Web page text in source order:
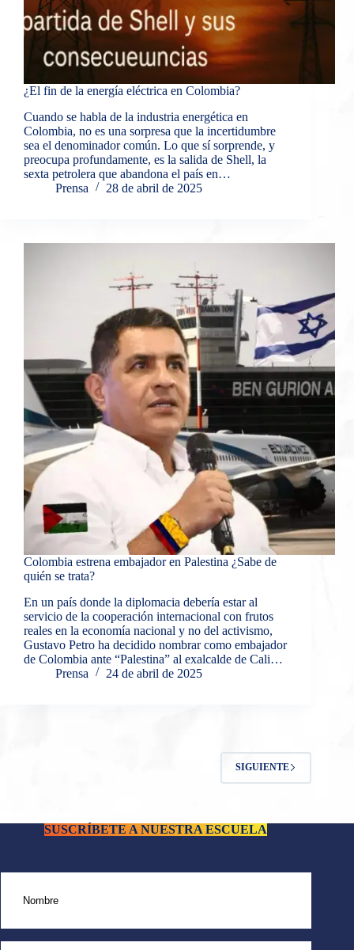
¿El fin de la energía eléctrica en Colombia?
Cuando se habla de la industria energética en
Colombia, no es una sorpresa que la incertidumbre
sea el denominador común. Lo que sí sorprende, y
preocupa profundamente, es la salida de Shell, la
sexta petrolera que abandona el país en…
Prensa
28 de abril de 2025
Colombia estrena embajador en Palestina ¿Sabe de
quién se trata?
En un país donde la diplomacia debería estar al
servicio de la cooperación internacional con frutos
reales en la economía nacional y no del activismo,
Gustavo Petro ha decidido nombrar como embajador
de Colombia ante “Palestina” al exalcalde de Cali…
Prensa
24 de abril de 2025
SIGUIENTE
SUSCRÍBETE A NUESTRA ESCUELA